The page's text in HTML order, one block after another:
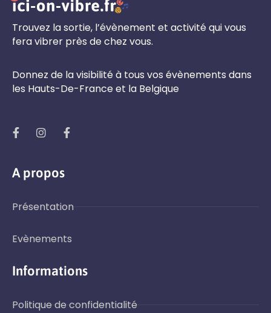
Trouvez la sortie, l’évènement et activité qui vous
fera vibrer près de chez vous.
Donnez de la visibilité à tous vos évènements dans
les Hauts-De-France et la Belgique
A propos
Présentation
Evènements
Informations
Politique de confidentialité